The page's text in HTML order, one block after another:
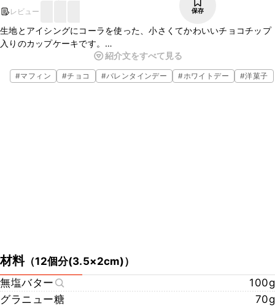
レビュー
保存
生地とアイシングにコーラを使った、小さくてかわいいチョコチップ
入りのカップケーキです。
コーラは加熱すると炭酸は抜けて、ほんのりとカラメルの風味になり
ます。
今回は生地にチョコチップを混ぜ込みましたが、アイシングをした上
紹介文をすべて見る
#マフィン #チョコ #バレンタインデー #ホワイトデー #洋菓子
材料（12個分(3.5×2cm)）
無塩バター
100g
グラニュー糖
70g